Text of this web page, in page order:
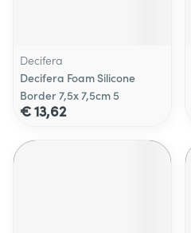
Decifera
Decifera Foam Silicone
Border 7,5x 7,5cm 5
€ 13,62